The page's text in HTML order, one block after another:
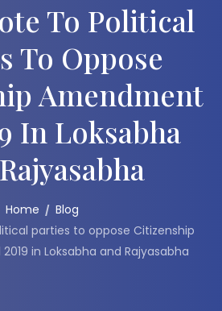
To Political
To Oppose
Amendment
In Loksabha
Home
Blog
parties to oppose Citizenship
in Loksabha and Rajyasabha